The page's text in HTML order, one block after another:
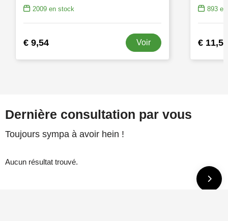
2009en stock
€ 9,54 Voir
893en
€ 11,59
Dernière consultation par vous
Toujours sympa à avoir hein !
Aucun résultat trouvé.